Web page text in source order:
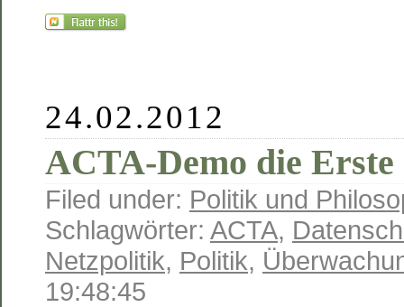
24.02.2012
ACTA-Demo die Erste
Filed under: Politik und
Schlagwörter: ACTA,
Netzpolitik, Politik,
19:48:45